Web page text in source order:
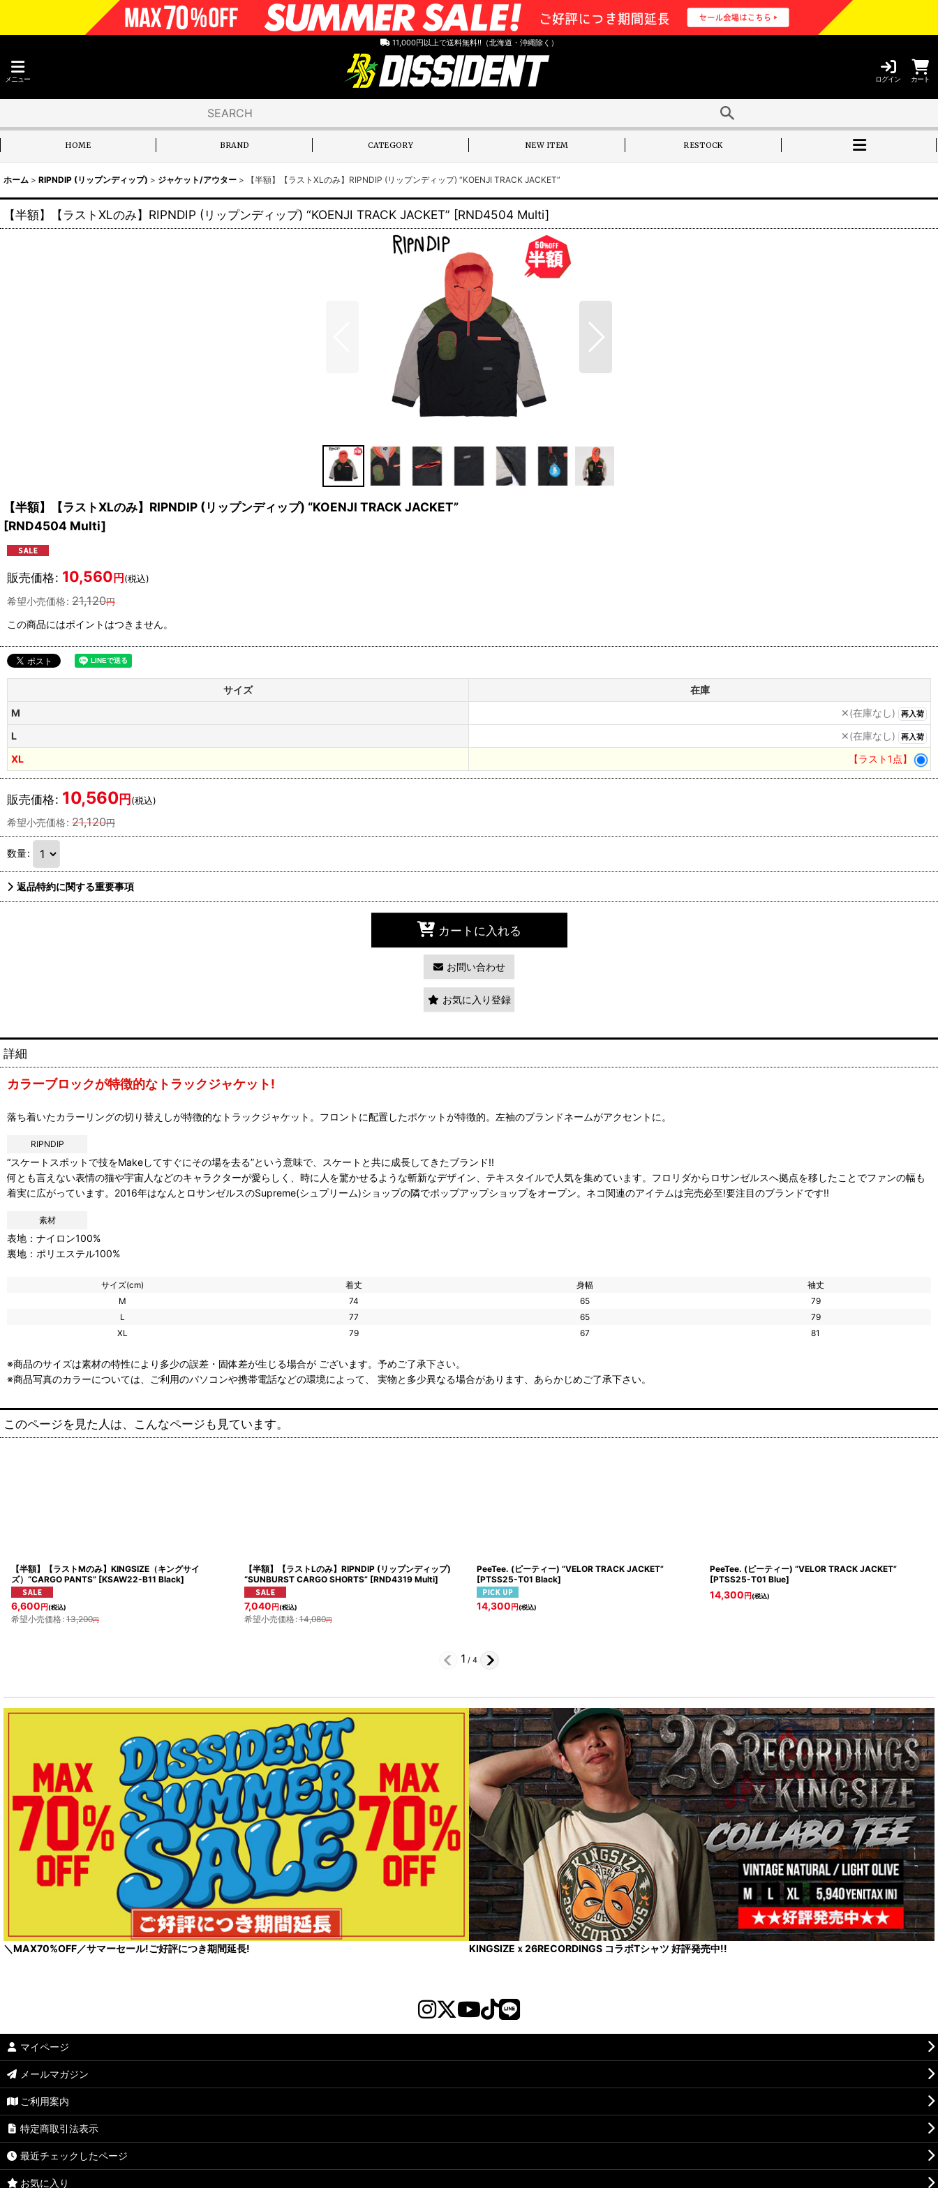
11,000円以上で送料無料!!（北海道・沖縄除く）
メニュー ログイン カート
HOME BRAND CATEGORY NEW ITEM RESTOCK
ホーム > RIPNDIP (リップンディップ) > ジャケット/アウター > 【半額】【ラストXLのみ】RIPNDIP (リップンディップ) “KOENJI TRACK JACKET”
【半額】【ラストXLのみ】RIPNDIP (リップンディップ) “KOENJI TRACK JACKET” [RND4504 Multi]
【半額】【ラストXLのみ】RIPNDIP (リップンディップ) “KOENJI TRACK JACKET”
[RND4504 Multi]
販売価格: 10,560 円 (税込)
希望小売価格: 21,120円
この商品にはポイントはつきません。
サイズ
在庫
M
✕(在庫なし) 再入荷
L ✕(在庫なし) 再入荷
XL 【ラスト1点】
販売価格: 10,560円(税込)
希望小売価格: 21,120円
数量:
返品特約に関する重要事項
カートに入れる
お問い合わせ
お気に入り登録
詳細
カラーブロックが特徴的なトラックジャケット!
落ち着いたカラーリングの切り替えしが特徴的なトラックジャケット。フロントに配置したポケットが特徴的。左袖のブランドネームがアクセントに。
RIPNDIP
“スケートスポットで技をMakeしてすぐにその場を去る”という意味で、スケートと共に成長してきたブランド!!
何とも言えない表情の猫や宇宙人などのキャラクターが愛らしく、時に人を驚かせるような斬新なデザイン、テキスタイルで人気を集めています。フロリダからロサンゼルスへ拠点を移したことでファンの幅も
着実に広がっています。2016年はなんとロサンゼルスのSupreme(シュプリーム)ショップの隣でポップアップショップをオープン。ネコ関連のアイテムは完売必至!要注目のブランドです!!
素材
表地：ナイロン100%
裏地：ポリエステル100%
サイズ(cm) 着丈 身幅
袖丈
M
74 65
79
L
77 65
79
XL
79 67 81
※商品のサイズは素材の特性により多少の誤差・固体差が生じる場合が ございます。予めご了承下さい。
※商品写真のカラーについては、ご利用のパソコンや携帯電話などの環境によって、 実物と多少異なる場合があります、あらかじめご了承下さい。
このページを見た人は、こんなページも見ています。
【半額】【ラストMのみ】KINGSIZE（キングサイ
ズ）“CARGO PANTS” [KSAW22-B11 Black]
6,600 円(税込)
希望小売価格: 13,200円
【半額】【ラストLのみ】RIPNDIP (リップンディップ)
“SUNBURST CARGO SHORTS” [RND4319 Multi]
7,040 円(税込)
希望小売価格: 14,080円
PeeTee. (ピーティー) “VELOR TRACK JACKET”
[PTSS25-T01 Black]
14,300 円(税込)
PeeTee. (ピーティー) “VELOR TRACK JACKET”
[PTSS25-T01 Blue]
14,300 円(税込)
1 / 4
＼MAX70%OFF／サマーセール!ご好評につき期間延長! KINGSIZEｘ26RECORDINGS コラボTシャツ 好評発売中!!
マイページ
メールマガジン
ご利用案内
特定商取引法表示
最近チェックしたページ
お気に入り